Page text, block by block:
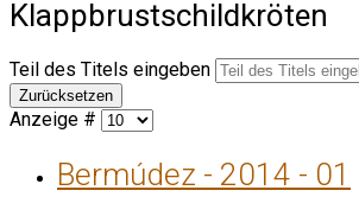
Klappbrustschildkröten
Teil des Titels eingeben
Zurücksetzen
Anzeige #
Bermúdez - 2014 - 01